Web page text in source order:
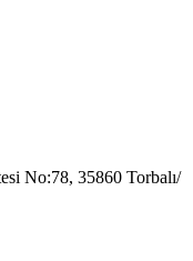
No:78, 35860 Torbalı/